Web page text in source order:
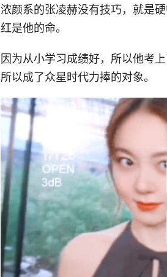
浓颜系的张凌赫没有技巧，就是
红是他的命。
因为从小学习成绩好，所以他考
所以成了众星时代力捧的对象。